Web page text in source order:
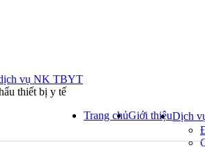
vụ NK TBYT
thiết bị y tế
Trang chủGiới thiệuDịch